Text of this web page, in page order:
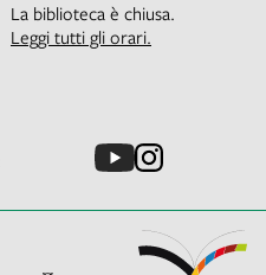
La biblioteca è chiusa.
Leggi tutti gli orari.